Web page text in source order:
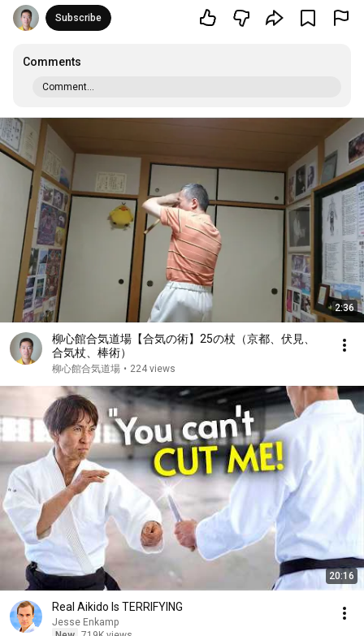
Subscribe
Comments
Comment...
2:36
柳心館合気道場【合気の術】25の杖（京都、伏見、
合気杖、棒術）
柳心館合気道場 • 224 views
20:16
Real Aikido Is TERRIFYING
Jesse Enkamp